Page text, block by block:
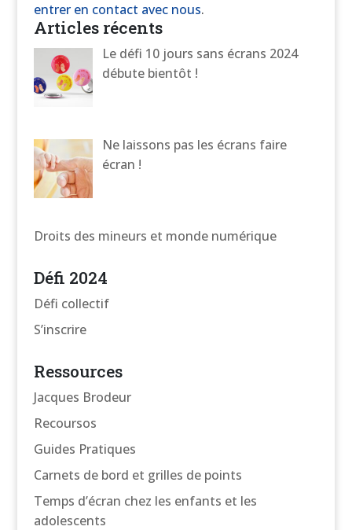
entrer en contact avec nous.
Articles récents
Le défi 10 jours sans écrans 2024
débute bientôt !
Ne laissons pas les écrans faire
écran !
Droits des mineurs et monde numérique
Défi 2024
Défi collectif
S’inscrire
Ressources
Jacques Brodeur
Recoursos
Guides Pratiques
Carnets de bord et grilles de points
Temps d’écran chez les enfants et les
adolescents